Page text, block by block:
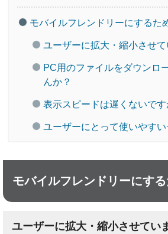
モバイルフレンドリーにするた
ユーザーに拡大・縮小させて
PC用のファイルをダウンロ
んか？
表示スピードは遅くないです
ユーザーにとって使いやす
モバイルフレンドリーにす
ユーザーに拡大・縮小させてい